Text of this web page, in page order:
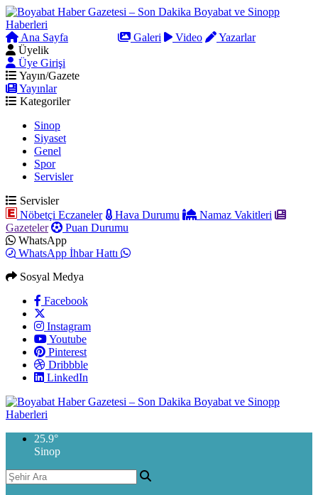
Ana Sayfa Galeri Video
Yazarlar
Üyelik
Üye Girişi
Yayın/Gazete
Yayınlar
Kategoriler
Sinop
Siyaset
Genel
Spor
Servisler
Servisler
Nöbetçi Eczaneler
Hava Durumu
Namaz Vakitleri
Gazeteler
Puan Durumu
WhatsApp
WhatsApp İhbar Hattı
Sosyal Medya
Facebook
Instagram
Youtube
Pinterest
Dribbble
LinkedIn
25.9°
Sinop